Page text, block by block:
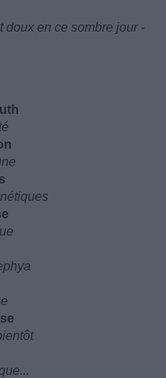
doux en ce sombre jour -